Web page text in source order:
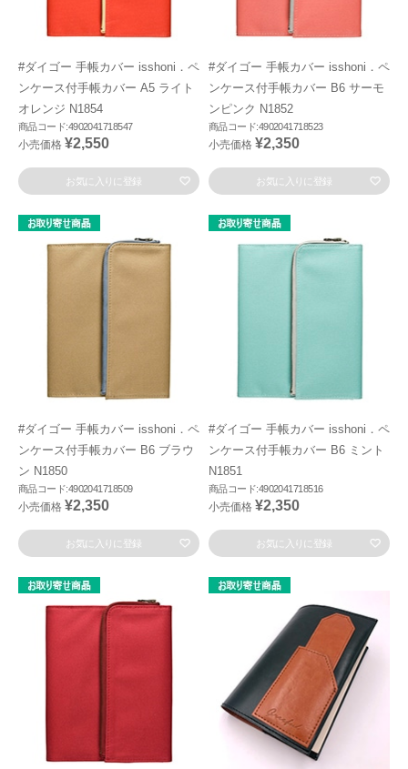
#ダイゴー 手帳カバー isshoni．ペ
ンケース付手帳カバー A5 ライト
オレンジ N1854
商品コード:4902041718547
小売価格 ¥2,550
お気に入りに登録
#ダイゴー 手帳カバー isshoni．ペ
ンケース付手帳カバー B6 サーモ
ンピンク N1852
商品コード:4902041718523
小売価格 ¥2,350
お気に入りに登録
#ダイゴー 手帳カバー isshoni．ペ
ンケース付手帳カバー B6 ブラウ
ン N1850
商品コード:4902041718509
小売価格 ¥2,350
お気に入りに登録
#ダイゴー 手帳カバー isshoni．ペ
ンケース付手帳カバー B6 ミント
N1851
商品コード:4902041718516
小売価格 ¥2,350
お気に入りに登録